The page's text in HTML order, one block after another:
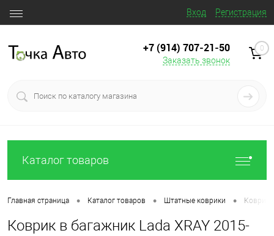
Вход Регистрация
+7 (914) 707‒21‒50
Заказать звонок
0
Каталог товаров
Главная страница • Каталог товаров • Штатные коврики • Коврик
Коврик в багажник Lada XRAY 2015-